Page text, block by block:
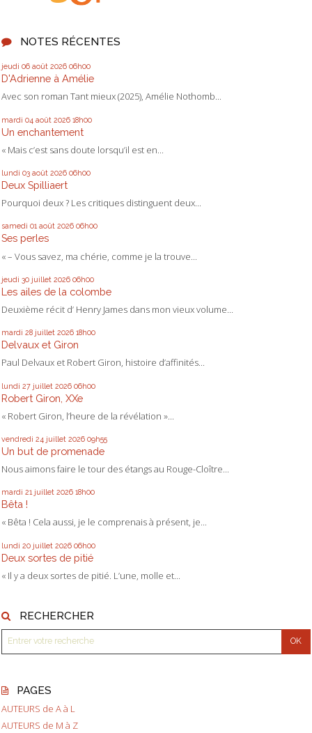
NOTES RÉCENTES
jeudi 06 août 2026 06h00
D'Adrienne à Amélie
Avec son roman Tant mieux (2025), Amélie Nothomb...
mardi 04 août 2026 18h00
Un enchantement
« Mais c’est sans doute lorsqu’il est en...
lundi 03 août 2026 06h00
Deux Spilliaert
Pourquoi deux ? Les critiques distinguent deux...
samedi 01 août 2026 06h00
Ses perles
« – Vous savez, ma chérie, comme je la trouve...
jeudi 30 juillet 2026 06h00
Les ailes de la colombe
Deuxième récit d’ Henry James dans mon vieux volume...
mardi 28 juillet 2026 18h00
Delvaux et Giron
Paul Delvaux et Robert Giron, histoire d’affinités...
lundi 27 juillet 2026 06h00
Robert Giron, XXe
« Robert Giron, l’heure de la révélation »...
vendredi 24 juillet 2026 09h55
Un but de promenade
Nous aimons faire le tour des étangs au Rouge-Cloître...
mardi 21 juillet 2026 18h00
Bêta !
« Bêta ! Cela aussi, je le comprenais à présent, je...
lundi 20 juillet 2026 06h00
Deux sortes de pitié
« Il y a deux sortes de pitié. L’une, molle et...
RECHERCHER
PAGES
AUTEURS de A à L
AUTEURS de M à Z